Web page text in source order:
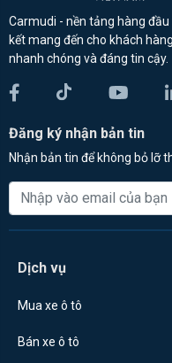
Carmudi - nền tảng hàng
kết mang đến cho khách
nhanh chóng và đáng tin cậy.
Đăng ký nhận bản tin
Nhận bản tin để không bỏ lỡ
Dịch vụ
Mua xe ô tô
Bán xe ô tô